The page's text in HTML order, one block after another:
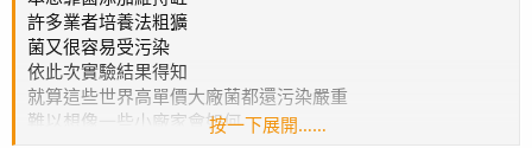
許多業者培養法粗獷
菌又很容易受污染
依此次實驗結果得知
就算這些世界高單價大廠菌都還污染嚴重
難以想像一些小廠家會如何按一下展開……